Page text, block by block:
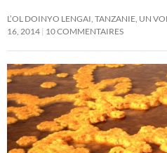
L’OL DOINYO LENGAI, TANZANIE, UN
16, 2014 10 COMMENTAIRES